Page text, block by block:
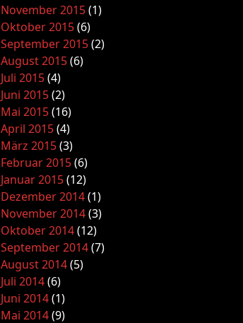
November 2015(1)
Oktober 2015(6)
September 2015(2)
August 2015(6)
Juli 2015(4)
Juni 2015(2)
Mai 2015(16)
April 2015(4)
März 2015(3)
Februar 2015(6)
Januar 2015(12)
Dezember 2014(1)
November 2014(3)
Oktober 2014(12)
September 2014(7)
August 2014(5)
Juli 2014(6)
Juni 2014(1)
Mai 2014(9)